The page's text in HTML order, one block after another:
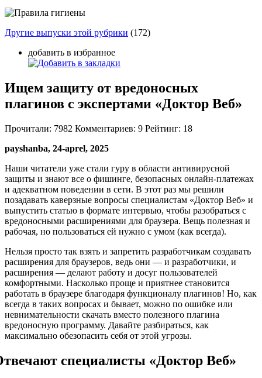
Другие выпуски этой рубрики (172)
добавить в избранное
Ищем защиту от вредоносных
плагинов с экспертами «Доктор Веб»
Прочитали: 7982 Комментариев: 9 Рейтинг: 18
payshanba, 24-aprel, 2025
Наши читатели уже стали гуру в области антивирусной
защиты и знают все о фишинге, безопасных онлайн-платежах
и адекватном поведении в сети. В этот раз мы решили
позадавать каверзные вопросы специалистам «Доктор Веб» и
выпустить статью в формате интервью, чтобы разобраться с
вредоносными расширениями для браузера. Вещь полезная и
рабочая, но пользоваться ей нужно с умом (как всегда).
Нельзя просто так взять и запретить разработчикам создавать
расширения для браузеров, ведь они — и разработчики, и
расширения — делают работу и досуг пользователей
комфортными. Насколько проще и приятнее становится
работать в браузере благодаря функционалу плагинов! Но, как
всегда в таких вопросах и бывает, можно по ошибке или
невнимательности скачать вместо полезного плагина
вредоносную программу. Давайте разбираться, как
максимально обезопасить себя от этой угрозы.
специалисты «Доктор Веб»